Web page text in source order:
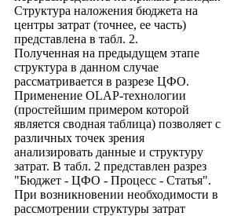
Структура наложения бюджета на
центры затрат (точнее, ее часть)
представлена в табл. 2.
Полученная на предыдущем этапе
структура в данном случае
рассматривается в разрезе ЦФО.
Применение OLAP-технологии
(простейшим примером которой
является сводная таблица) позволяет с
различных точек зрения
анализировать данные и структуру
затрат. В табл. 2 представлен разрез
"Бюджет - ЦФО - Процесс - Статья".
При возникновении необходимости в
рассмотрении структуры затрат